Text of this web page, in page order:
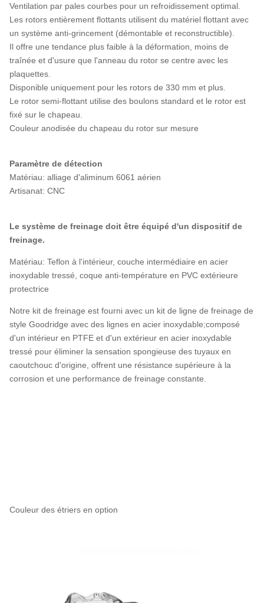
Ventilation par pales courbes pour un refroidissement optimal.
Les rotors entièrement flottants utilisent du matériel flottant avec
un système anti-grincement (démontable et reconstructible).
Il offre une tendance plus faible à la déformation, moins de
traînée et d'usure que l'anneau du rotor se centre avec les
plaquettes.
Disponible uniquement pour les rotors de 330 mm et plus.
Le rotor semi-flottant utilise des boulons standard et le rotor est
fixé sur le chapeau.
Couleur anodisée du chapeau du rotor sur mesure
Paramètre de détection
Matériau: alliage d'aliminum 6061 aérien
Artisanat: CNC
Le système de freinage doit être équipé d'un dispositif de
freinage.
Matériau: Teflon à l'intérieur, couche intermédiaire en acier
inoxydable tressé, coque anti-température en PVC extérieure
protectrice
Notre kit de freinage est fourni avec un kit de ligne de freinage de
style Goodridge avec des lignes en acier inoxydable;composé
d'un intérieur en PTFE et d'un extérieur en acier inoxydable
tressé pour éliminer la sensation spongieuse des tuyaux en
caoutchouc d'origine, offrent une résistance supérieure à la
corrosion et une performance de freinage constante.
Couleur des étriers en option